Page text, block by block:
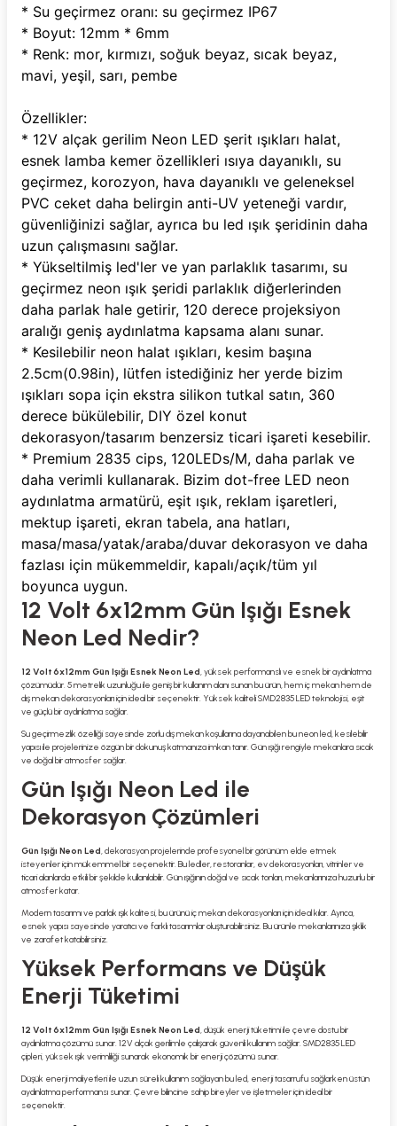
* Su geçirmez oranı: su geçirmez IP67
* Boyut: 12mm * 6mm
* Renk: mor, kırmızı, soğuk beyaz, sıcak beyaz,
mavi, yeşil, sarı, pembe
Özellikler:
* 12V alçak gerilim Neon LED şerit ışıkları halat,
esnek lamba kemer özellikleri ısıya dayanıklı, su
geçirmez, korozyon, hava dayanıklı ve geleneksel
PVC ceket daha belirgin anti-UV yeteneği vardır,
güvenliğinizi sağlar, ayrıca bu led ışık şeridinin daha
uzun çalışmasını sağlar.
* Yükseltilmiş led'ler ve yan parlaklık tasarımı, su
geçirmez neon ışık şeridi parlaklık diğerlerinden
daha parlak hale getirir, 120 derece projeksiyon
aralığı geniş aydınlatma kapsama alanı sunar.
* Kesilebilir neon halat ışıkları, kesim başına
2.5cm(0.98in), lütfen istediğiniz her yerde bizim
ışıkları sopa için ekstra silikon tutkal satın, 360
derece bükülebilir, DIY özel konut
dekorasyon/tasarım benzersiz ticari işareti kesebilir.
* Premium 2835 cips, 120LEDs/M, daha parlak ve
daha verimli kullanarak. Bizim dot-free LED neon
aydınlatma armatürü, eşit ışık, reklam işaretleri,
mektup işareti, ekran tabela, ana hatları,
masa/masa/yatak/araba/duvar dekorasyon ve daha
fazlası için mükemmeldir, kapalı/açık/tüm yıl
boyunca uygun.
12 Volt 6x12mm Gün Işığı Esnek
Neon Led Nedir?
12 Volt 6x12mm Gün Işığı Esnek Neon Led, yüksek performanslı ve esnek bir aydınlatma
çözümüdür. 5 metrelik uzunluğu ile geniş bir kullanım alanı sunan bu ürün, hem iç mekan hem de
dış mekan dekorasyonları için ideal bir seçenektir. Yüksek kaliteli SMD2835 LED teknolojisi, eşit
ve güçlü bir aydınlatma sağlar.
Su geçirmezlik özelliği sayesinde zorlu dış mekan koşullarına dayanabilen bu neon led, kesilebilir
yapısı ile projelerinize özgün bir dokunuş katmanıza imkan tanır. Gün ışığı rengiyle mekanlara sıcak
ve doğal bir atmosfer sağlar.
Gün Işığı Neon Led ile
Dekorasyon Çözümleri
Gün Işığı Neon Led, dekorasyon projelerinde profesyonel bir görünüm elde etmek
isteyenler için mükemmel bir seçenektir. Bu ledler, restoranlar, ev dekorasyonları, vitrinler ve
ticari alanlarda etkili bir şekilde kullanılabilir. Gün ışığının doğal ve sıcak tonları, mekanlarınıza huzurlu bir
atmosfer katar.
Modern tasarımı ve parlak ışık kalitesi, bu ürünü iç mekan dekorasyonları için ideal kılar. Ayrıca,
esnek yapısı sayesinde yaratıcı ve farklı tasarımlar oluşturabilirsiniz. Bu ürünle mekanlarınıza şıklık
ve zarafet katabilirsiniz.
Yüksek Performans ve Düşük
Enerji Tüketimi
12 Volt 6x12mm Gün Işığı Esnek Neon Led, düşük enerji tüketimi ile çevre dostu bir
aydınlatma çözümü sunar. 12V alçak gerilimle çalışarak güvenli kullanım sağlar. SMD2835 LED
çipleri, yüksek ışık verimliliği sunarak ekonomik bir enerji çözümü sunar.
Düşük enerji maliyetleri ile uzun süreli kullanım sağlayan bu led, enerji tasarrufu sağlarken üstün
aydınlatma performansı sunar. Çevre bilincine sahip bireyler ve işletmeler için ideal bir
seçenektir.